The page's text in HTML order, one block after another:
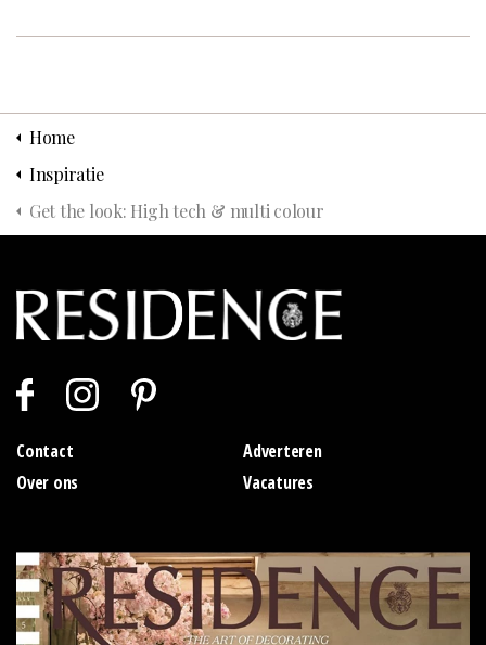
Home
Inspiratie
Get the look: High tech & multi colour
Contact
Adverteren
Over ons
Vacatures